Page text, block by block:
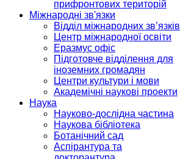
прифронтових територій
Міжнародні зв'язки
Відділ міжнародних зв’язків
Центр міжнародної освіти
Еразмус офіс
Підготовче відділення для
іноземних громадян
Центри культури і мови
Академічні наукові проекти
Наука
Науково-дослідна частина
Наукова бібліотека
Ботанічний сад
Аспірантура та